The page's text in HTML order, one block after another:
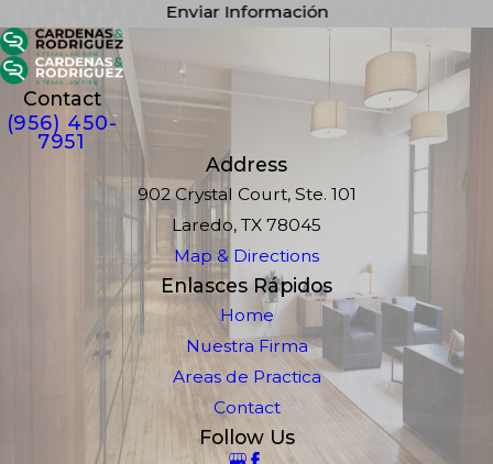
Enviar Información
Contact
(956) 450-
7951
Address
902 Crystal Court, Ste. 101
Laredo, TX 78045
Map & Directions
Enlasces Rápidos
Home
Nuestra Firma
Areas de Practica
Contact
Follow Us